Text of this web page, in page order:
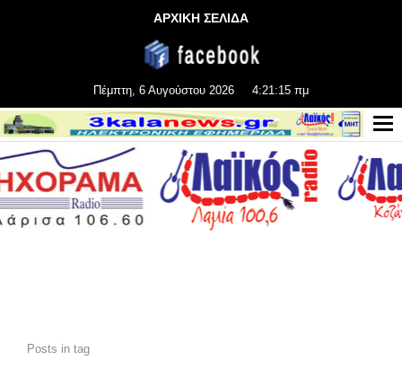
ΑΡΧΙΚΗ ΣΕΛΙΔΑ
Πέμπτη, 6 Αυγούστου 2026 4:21:16 πμ
Posts in tag